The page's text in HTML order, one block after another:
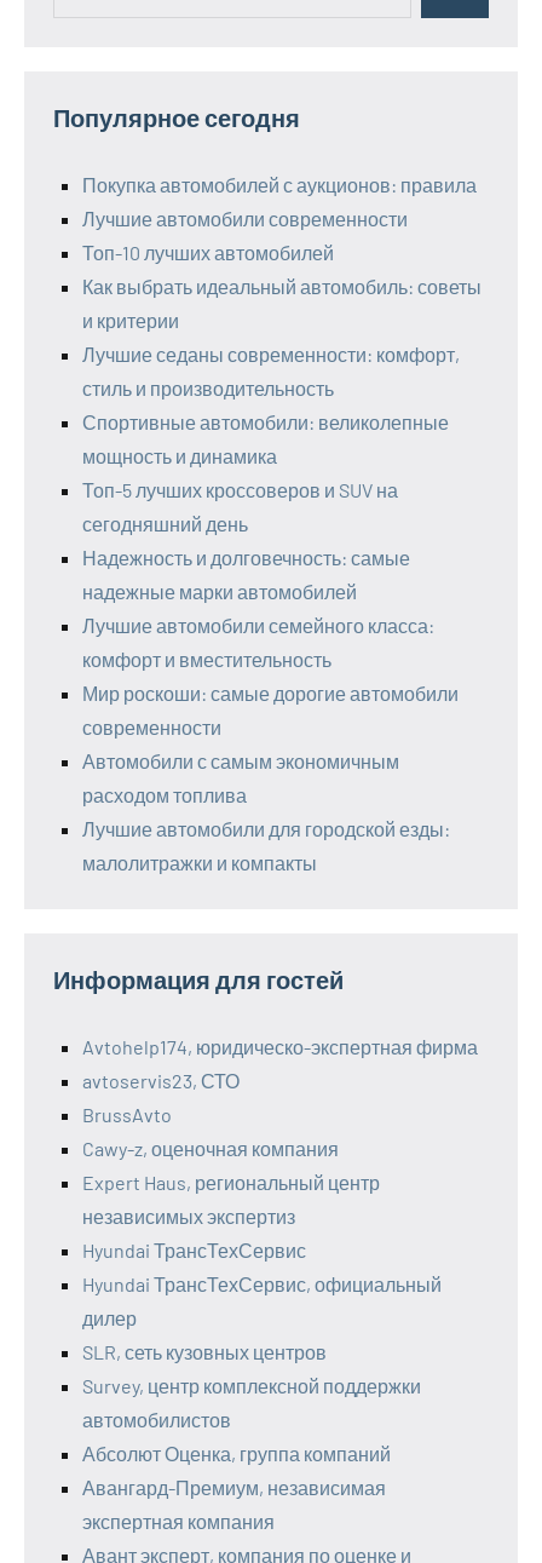
Популярное сегодня
Покупка автомобилей с аукционов: правила
Лучшие автомобили современности
Топ-10 лучших автомобилей
Как выбрать идеальный автомобиль: советы
и критерии
Лучшие седаны современности: комфорт,
стиль и производительность
Спортивные автомобили: великолепные
мощность и динамика
Топ-5 лучших кроссоверов и SUV на
сегодняшний день
Надежность и долговечность: самые
надежные марки автомобилей
Лучшие автомобили семейного класса:
комфорт и вместительность
Мир роскоши: самые дорогие автомобили
современности
Автомобили с самым экономичным
расходом топлива
Лучшие автомобили для городской езды:
малолитражки и компакты
Информация для гостей
Avtohelp174, юридическо-экспертная фирма
avtoservis23, СТО
BrussAvto
Cawy-z, оценочная компания
Expert Haus, региональный центр
независимых экспертиз
Hyundai ТрансТехСервис
Hyundai ТрансТехСервис, официальный
дилер
SLR, сеть кузовных центров
Survey, центр комплексной поддержки
автомобилистов
Абсолют Оценка, группа компаний
Авангард-Премиум, независимая
экспертная компания
Авант эксперт, компания по оценке и